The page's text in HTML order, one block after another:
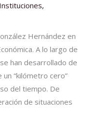
Instituciones,
Hernández en
A lo largo de
han desarrollado de
“kilómetro cero”
del tiempo. De
de situaciones